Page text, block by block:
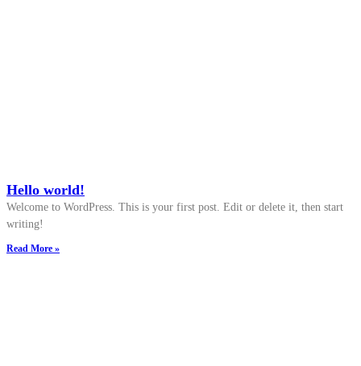
Hello world!
Welcome to WordPress. This is your first post. Edit or delete it, then start
writing!
Read More »